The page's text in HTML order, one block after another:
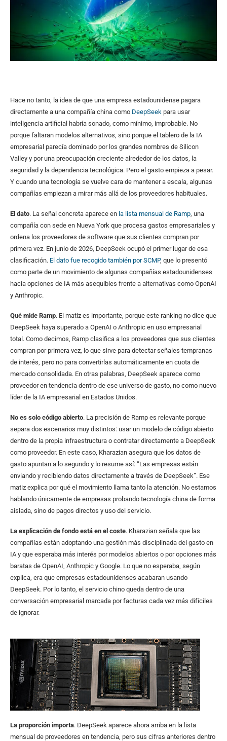
Hace no tanto, la idea de que una empresa estadounidense pagara
directamente a una compañía china como DeepSeek para usar
inteligencia artificial habría sonado, como mínimo, improbable. No
porque faltaran modelos alternativos, sino porque el tablero de la IA
empresarial parecía dominado por los grandes nombres de Silicon
Valley y por una preocupación creciente alrededor de los datos, la
seguridad y la dependencia tecnológica. Pero el gasto empieza a pesar.
Y cuando una tecnología se vuelve cara de mantener a escala, algunas
compañías empiezan a mirar más allá de los proveedores habituales.
El dato. La señal concreta aparece en la lista mensual de Ramp , una
compañía con sede en Nueva York que procesa gastos empresariales y
ordena los proveedores de software que sus clientes compran por
primera vez. En junio de 2026, DeepSeek ocupó el primer lugar de esa
clasificación. El dato fue recogido también por SCMP, que lo presentó
como parte de un movimiento de algunas compañías estadounidenses
hacia opciones de IA más asequibles frente a alternativas como OpenAI
y Anthropic.
Qué mide Ramp. El matiz es importante, porque este ranking no dice que
DeepSeek haya superado a OpenAI o Anthropic en uso empresarial
total. Como decimos, Ramp clasifica a los proveedores que sus clientes
compran por primera vez, lo que sirve para detectar señales tempranas
de interés, pero no para convertirlas automáticamente en cuota de
mercado consolidada. En otras palabras, DeepSeek aparece como
proveedor en tendencia dentro de ese universo de gasto, no como nuevo
líder de la IA empresarial en Estados Unidos.
No es solo código abierto. La precisión de Ramp es relevante porque
separa dos escenarios muy distintos: usar un modelo de código abierto
dentro de la propia infraestructura o contratar directamente a DeepSeek
como proveedor. En este caso, Kharazian asegura que los datos de
gasto apuntan a lo segundo y lo resume así: “Las empresas están
enviando y recibiendo datos directamente a través de DeepSeek”. Ese
matiz explica por qué el movimiento llama tanto la atención. No estamos
hablando únicamente de empresas probando tecnología china de forma
aislada, sino de pagos directos y uso del servicio.
La explicación de fondo está en el coste. Kharazian señala que las
compañías están adoptando una gestión más disciplinada del gasto en
IA y que esperaba más interés por modelos abiertos o por opciones más
baratas de OpenAI, Anthropic y Google. Lo que no esperaba, según
explica, era que empresas estadounidenses acabaran usando
DeepSeek. Por lo tanto, el servicio chino queda dentro de una
conversación empresarial marcada por facturas cada vez más difíciles
de ignorar.
La proporción importa. DeepSeek aparece ahora arriba en la lista
mensual de proveedores en tendencia, pero sus cifras anteriores dentro